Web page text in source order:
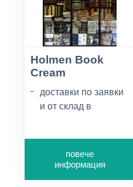
Holmen Book
Cream
доставки по заявки
и от склад в
роли и листа
заводски
форматирана
повече
информация